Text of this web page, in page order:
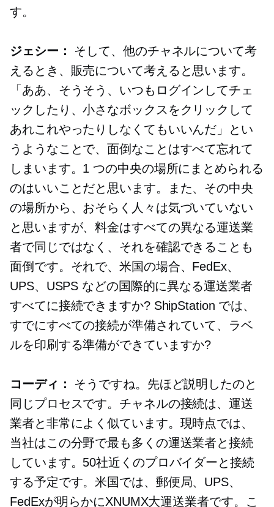
す。
ジェシー：
そして、他のチャネルについて考
えるとき、販売について考えると思います。
「ああ、そうそう、いつもログインしてチェ
ックしたり、小さなボックスをクリックして
あれこれやったりしなくてもいいんだ」とい
うようなことで、面倒なことはすべて忘れて
しまいます。1 つの中央の場所にまとめられる
のはいいことだと思います。また、その中央
の場所から、おそらく人々は気づいていない
と思いますが、料金はすべての異なる運送業
者で同じではなく、それを確認できることも
面倒です。それで、米国の場合、FedEx、
UPS、USPS などの国際的に異なる運送業者
すべてに接続できますか? ShipStation では、
すでにすべての接続が準備されていて、ラベ
ルを印刷する準備ができていますか?
コーディ：
そうですね。先ほど説明したのと
同じプロセスです。チャネルの接続は、運送
業者と非常によく似ています。現時点では、
当社はこの分野で最も多くの運送業者と接続
しています。50社近くのプロバイダーと接続
する予定です。米国では、郵便局、UPS、
FedExが明らかにXNUMX大運送業者です。こ